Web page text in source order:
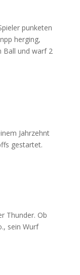
punketen
herging,
Ball und warf 2
Jahrzehnt
gestartet.
Thunder. Ob
sein Wurf